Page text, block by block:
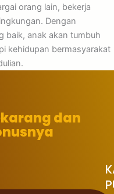
orang lain, bekerja
Dengan
baik, anak akan tumbuh
kehidupan bermasyarakat
dan